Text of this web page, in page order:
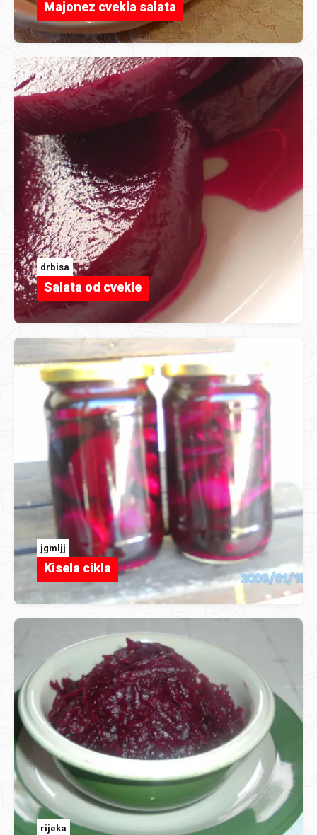
Majonez cvekla salata
drbisa
Salata od cvekle
jgmljj
Kisela cikla
rijeka